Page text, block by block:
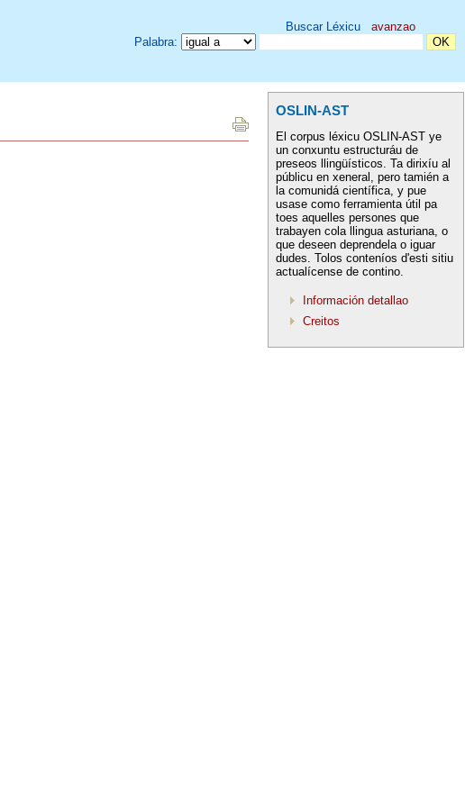
Buscar Léxicu avanzao
Palabra:
OSLIN-AST
El corpus léxicu OSLIN-AST ye
un conxuntu estructuráu de
preseos llingüísticos. Ta dirixíu al
públicu en xeneral, pero tamién a
la comunidá científica, y pue
usase como ferramienta útil pa
toes aquelles persones que
trabayen cola llingua asturiana, o
que deseen deprendela o iguar
dudes. Tolos conteníos d'esti sitiu
actualícense de contino.
Información detallao
Creitos